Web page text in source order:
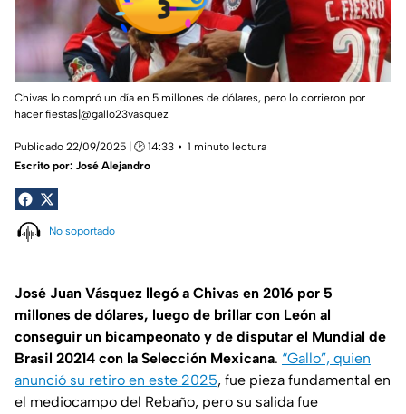
Chivas lo compró un día en 5 millones de dólares, pero lo corrieron por
hacer fiestas|@gallo23vasquez
Publicado 22/09/2025 | 🕑 14:33
1 minuto lectura
Escrito por: José Alejandro
No soportado
José Juan Vásquez llegó a Chivas en 2016 por 5
millones de dólares, luego de brillar con León al
conseguir un bicampeonato y de disputar el Mundial de
Brasil 20214 con la Selección Mexicana. “Gallo”, quien
anunció su retiro en este 2025, fue pieza fundamental en
el mediocampo del Rebaño, pero su salida fue